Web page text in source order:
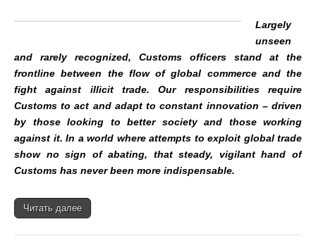
Largely
unseen
and rarely recognized, Customs officers stand at the
frontline between the flow of global commerce and the
fight against illicit trade. Our responsibilities require
Customs to act and adapt to constant innovation – driven
by those looking to better society and those working
against it. In a world where attempts to exploit global trade
show no sign of abating, that steady, vigilant hand of
Customs has never been more indispensable.
Читать далее